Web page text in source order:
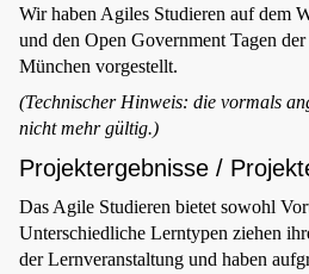
Wir haben Agiles Studieren auf dem
und den Open Government Tagen
München vorgestellt.
(Technischer Hinweis: die vormals
nicht mehr gültig.)
Projektergebnisse /
Das Agile Studieren bietet sowohl
Unterschiedliche Lerntypen ziehen
der Lernveranstaltung und haben